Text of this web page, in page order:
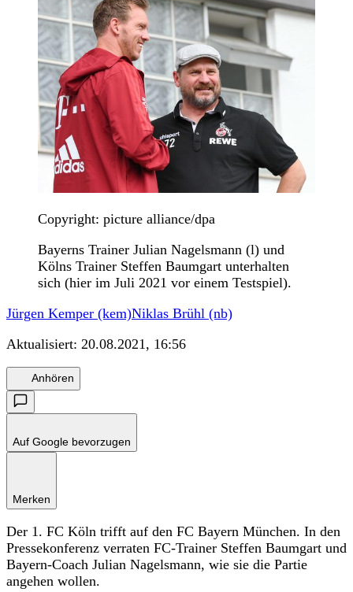
Copyright: picture alliance/dpa
Bayerns Trainer Julian Nagelsmann (l) und
Kölns Trainer Steffen Baumgart unterhalten
sich (hier im Juli 2021 vor einem Testspiel).
Jürgen Kemper (kem)Niklas Brühl (nb)
Aktualisiert: 20.08.2021, 16:56
Anhören
Auf Google bevorzugen
Merken
Der 1. FC Köln trifft auf den FC Bayern München. In den
Pressekonferenz verraten FC-Trainer Steffen Baumgart und
Bayern-Coach Julian Nagelsmann, wie sie die Partie
angehen wollen.